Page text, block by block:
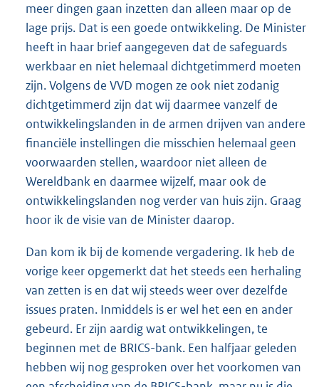
meer dingen gaan inzetten dan alleen maar op de
lage prijs. Dat is een goede ontwikkeling. De Minister
heeft in haar brief aangegeven dat de safeguards
werkbaar en niet helemaal dichtgetimmerd moeten
zijn. Volgens de VVD mogen ze ook niet zodanig
dichtgetimmerd zijn dat wij daarmee vanzelf de
ontwikkelingslanden in de armen drijven van andere
financiële instellingen die misschien helemaal geen
voorwaarden stellen, waardoor niet alleen de
Wereldbank en daarmee wijzelf, maar ook de
ontwikkelingslanden nog verder van huis zijn. Graag
hoor ik de visie van de Minister daarop.
Dan kom ik bij de komende vergadering. Ik heb de
vorige keer opgemerkt dat het steeds een herhaling
van zetten is en dat wij steeds weer over dezelfde
issues praten. Inmiddels is er wel het een en ander
gebeurd. Er zijn aardig wat ontwikkelingen, te
beginnen met de BRICS-bank. Een halfjaar geleden
hebben wij nog gesproken over het voorkomen van